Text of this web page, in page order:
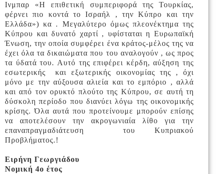
Ινμπαρ «Η επιθετική συμπεριφορά της Τουρκίας,
φέρνει πιο κοντά το Ισραήλ , την Κύπρο και την
Ελλάδα») κα . Μεγαλύτερο όμως πλεονέκτημα της
Κύπρου και δυνατό χαρτί , υφίσταται η Ευρωπαϊκή
Ένωση, την οποία συμφέρει ένα κράτος-μέλος της να
έχει όλα τα δικαιώματα που του αναλογούν , ως προς
τα ύδατά του. Αυτό της επιφέρει κέρδη, αύξηση της
εσωτερικής και εξωτερικής οικονομίας της , όχι
μόνο με την αύξουσα αλιεία και το εμπόριο , αλλά
και από τον ορυκτό πλούτο της Κύπρου, σε αυτή τη
δύσκολη περίοδο που διανύει λόγω της οικονομικής
κρίσης. Όλα αυτά που προτείνουμε μπορούν επίσης
να αποτελέσουν την ακρογωνιαία λίθο για την
επαναπραγμαδιάτευση του Κυπριακού
Προβλήματος.!
Ειρήνη Γεωργιάδου
Νομική 4ο έτος